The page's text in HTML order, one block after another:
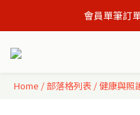
會員單筆訂
會員單筆訂
註冊會員立即
Home / 部落格列表 /健康與